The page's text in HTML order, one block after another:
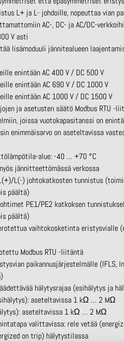
L+ ja L- johdoille, nopeuttaa vian
AC-, DC- ja AC/DC-
V asti
lisämoduuli jännitealueen
enintään AC 400 V / DC 500 V
enintään AC 690 V / DC 1000 V
enintään AC 1000 V / DC 1500 V
ja asetusten säätö Modbus RTU -
joissa vuotokapasitanssi on
enimmäisarvo on aseteltavissa
alue: -40 … +70 °C
jännitteettömässä verkossa
L(-) johtokatkosten tunnistus
päältä)
PE1/PE2 katkoksen
päältä)
vaihtokosketinta eristysvialle
Modbus RTU -liitäntä
paikannusjärjestelmälle (IFLS,
)
hälytysrajaa (esihälytys ja
aseteltavissa 1 kΩ … 2 MΩ
aseteltavissa 1 kΩ … 2 MΩ
valittavissa: rele vetää (
ontrip) hälytystilassa